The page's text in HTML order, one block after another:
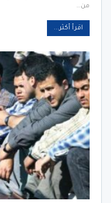
من…
اقرأ أكثر...